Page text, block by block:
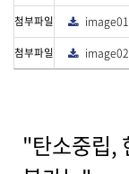
드
첨부파일
다
드
첨부파일
다
"탄소중립,